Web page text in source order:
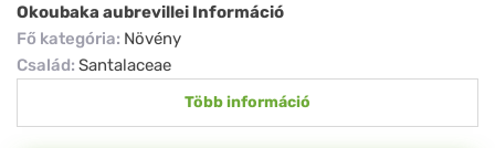
Okoubaka aubrevillei Információ
Fő kategória: Növény
Család: Santalaceae
Több információ